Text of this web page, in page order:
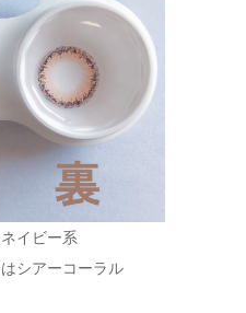
イビー系
シアーコーラル